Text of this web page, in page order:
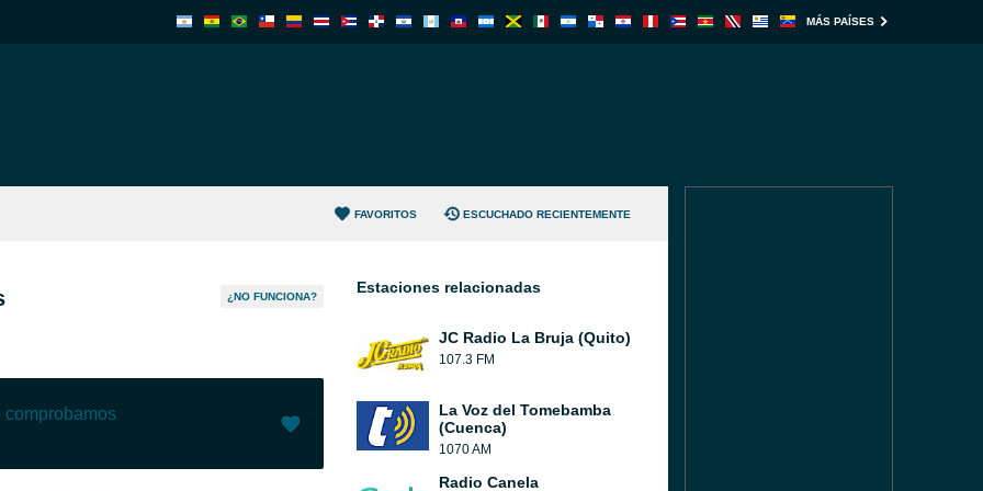
MÁS PAÍSES
FAVORITOS ESCUCHADO RECIENTEMENTE
¿NO FUNCIONA?
comprobamos
Estaciones relacionadas
JC Radio La Bruja (Quito)
107.3 FM
La Voz del Tomebamba
(Cuenca)
1070 AM
Radio Canela